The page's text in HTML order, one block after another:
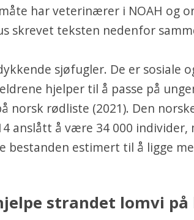
har veterinærer i NOAH og
skrevet teksten nedenfor
sjøfugler. De er sosiale
hjelper til å passe på
norsk rødliste (2021). Den
anslått å være 34 000 individer,
bestanden estimert til å ligge
strandet lomvi på